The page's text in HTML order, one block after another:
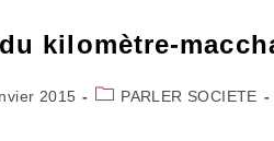
kilomètre-
2015
PostPARLER SOCIETE